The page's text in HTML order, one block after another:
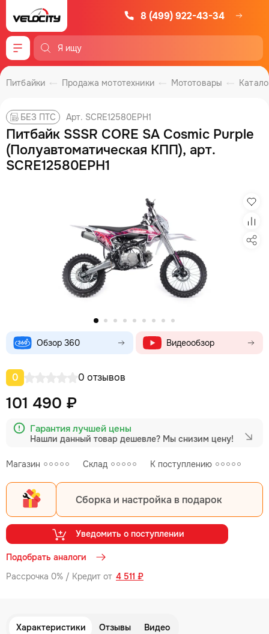
8 (499) 922-43-34
Меню
Мототовары
Продажа мототехники
Питбайки
БЕЗ ПТС Арт. SCRE12580EPH1
Питбайк SSSR CORE SA Cosmic Purple
(Полуавтоматическая КПП), арт.
SCRE12580EPH1
Обзор 360 Видеообзор
0 0 отзывов
Магазин Склад К поступлению
101 490 ₽
Гарантия лучшей цены
Нашли данный товар дешевле? Мы снизим цену!
Рассрочка 0% / Кредит от 4 511 ₽
Сборка и настройка в подарок
Уведомить о поступлении
Подобрать аналоги
Характеристики Отзывы Видео